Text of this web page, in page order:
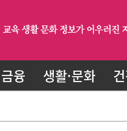
융 생활·문화